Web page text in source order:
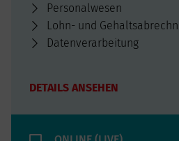
Personalwesen
Lohn- und
Datenverarbeitung
DETAILS ANSEHEN